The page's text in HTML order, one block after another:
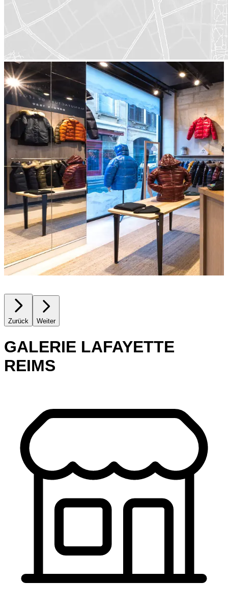
Zurück Weiter
GALERIE LAFAYETTE
REIMS